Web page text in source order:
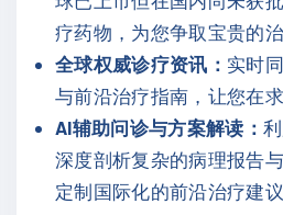
疗药物，为您争取宝贵的
全球权威诊疗资讯： 实时
与前沿治疗指南，让您在
AI辅助问诊与方案解读：
深度剖析复杂的病理报告
定制国际化的前沿治疗建议